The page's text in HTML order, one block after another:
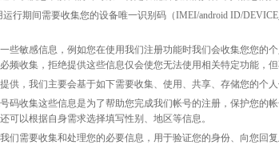
运行期间需要收集您的设备唯一识别码（IMEI/android ID/
些敏感信息，例如您在使用我们注册功能时我们会收集您您
收集，拒绝提供这些信息仅会使您无法使用相关特定功能，
，我们主要会基于如下需要收集、使用、共享、存储您的个人
码收集这些信息是为了帮助您完成我们帐号的注册，保护您
以根据自身需求选择填写性别、地区等信息。
需要收集和处理您的必要信息，用于验证您的身份、向您回复